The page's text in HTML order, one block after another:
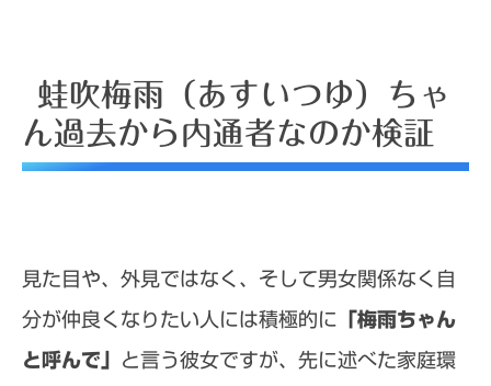
蛙吹梅雨（あすいつゆ）ちゃ
ん過去から内通者なのか検証
見た目や、外見ではなく、そして男女関係なく自
分が仲良くなりたい人には積極的に 「梅雨ちゃん
と呼んで」 と言う彼女ですが、先に述べた家庭環